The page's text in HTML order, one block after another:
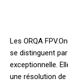
Les ORQA
se distinguent
exceptionnelle.
une résolution de